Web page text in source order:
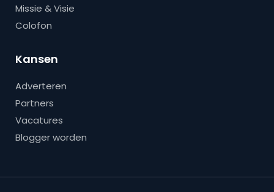
Missie & Visie
Colofon
Kansen
Adverteren
Partners
Vacatures
Blogger worden